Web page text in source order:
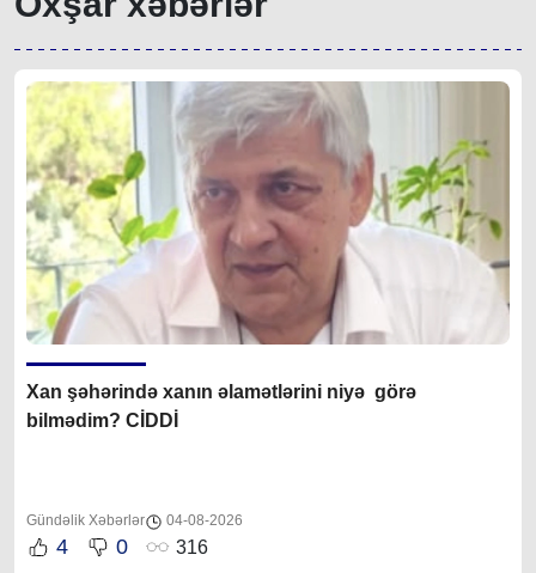
Xan şəhərində xanın əlamətlərini niyə görə
bilmədim? CİDDİ
Gündəlik Xəbərlər 04-08-2026
4 0 316